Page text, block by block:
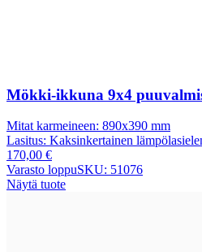
Mökki-ikkuna 9x4
Mitat karmeineen: 890x390 mm
Lasitus: Kaksinkertainen
170,00 €
Varasto loppuSKU: 51076
Näytä tuote